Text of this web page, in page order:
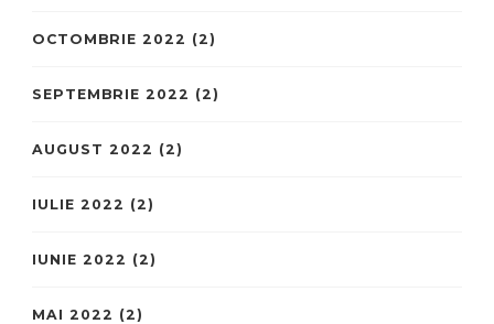
OCTOMBRIE 2022 (2)
SEPTEMBRIE 2022 (2)
AUGUST 2022 (2)
IULIE 2022 (2)
IUNIE 2022 (2)
MAI 2022 (2)